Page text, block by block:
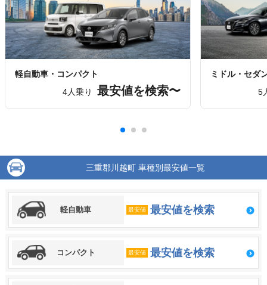
軽自動車・コンパクト
4人乗り
最安値を検索〜
ミドル・セダ
5
三重郡川越町 車種別最安値一覧
軽自動車 最安値 最安値を検索
コンパクト 最安値 最安値を検索